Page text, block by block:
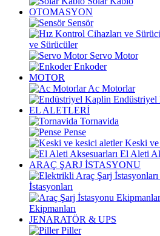
OTOMASYON
Sensör
ve Sürücüler
Servo Motor
Enkoder
MOTOR
Ac Motorlar
Endüstriyel
EL ALETLERİ
Tornavida
Pense
Keski
El Aleti
ARAÇ ŞARJ İSTASYONU
İstasyonları
Ekipmanları
JENARATÖR & UPS
Piller